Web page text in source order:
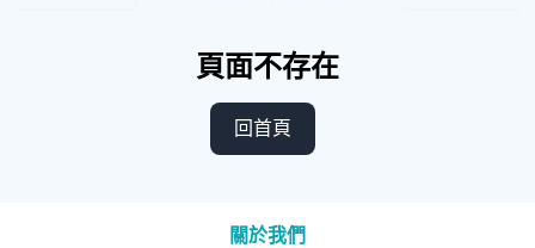
頁面不存在
回首頁
關於我們